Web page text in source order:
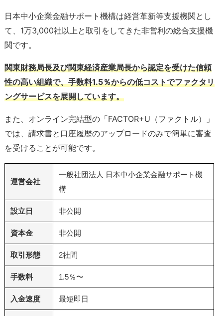
日本中小企業金融サポート機構は経営革新等支援機関とし
て、1万3,000社以上と取引をしてきた非営利の総合支援機
関です。
関東財務局長及び関東経済産業局長から認定を受けた信頼
性の高い組織で、手数料1.5％からの低コストでファクタリ
ングサービスを展開しています。
また、オンライン完結型の「FACTOR+U（ファクトル）」
では、請求書と口座履歴のアップロードのみで簡単に審査
を受けることが可能です。
運営会社
一般社団法人 日本中小企業金融サポート機
構
設立日 非公開
資本金 非公開
取引形態 2社間
手数料 1.5％〜
入金速度 最短即日